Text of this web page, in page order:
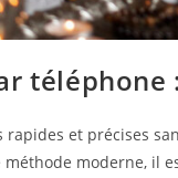
téléphone
rapides et précises
méthode moderne, il